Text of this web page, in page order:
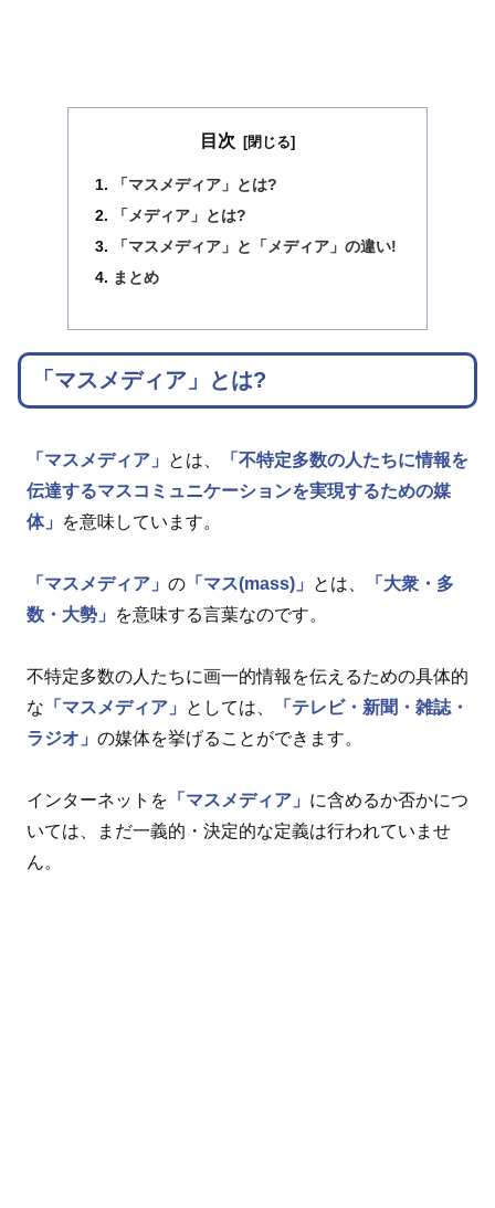
目次
「マスメディア」とは?
「メディア」とは?
「マスメディア」と「メディア」の違い!
まとめ
「マスメディア」とは?
「マスメディア」 とは、
「不特定多数の人たちに情報を
伝達するマスコミュニケーションを実現するための媒
体」
を意味しています。
「マスメディア」 の 「マス(mass)」 とは、
「大衆・多
数・大勢」
を意味する言葉なのです。
不特定多数の人たちに画一的情報を伝えるための具体的
な 「マスメディア」 としては、
「テレビ・新聞・雑誌・
ラジオ」 の媒体を挙げることができます。
インターネットを 「マスメディア」 に含めるか否かにつ
いては、まだ一義的・決定的な定義は行われていませ
ん。